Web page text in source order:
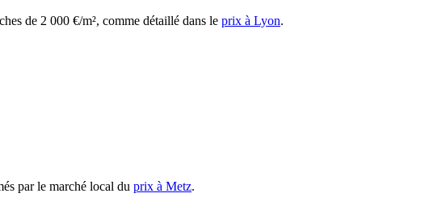
de 2 000 €/m², comme détaillé dans le prix à Lyon.
par le marché local du prix à Metz.